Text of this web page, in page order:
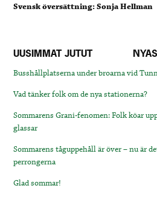
Svensk översättning: Sonja Hellman
UUSIMMAT JUTUT
Busshållplatserna under broarna vid
Vad tänker folk om de nya stationerna?
Sommarens Grani-fenomen: Folk köar
glassar
Sommarens tåguppehåll är över – nu är
perrongerna
Glad sommar!